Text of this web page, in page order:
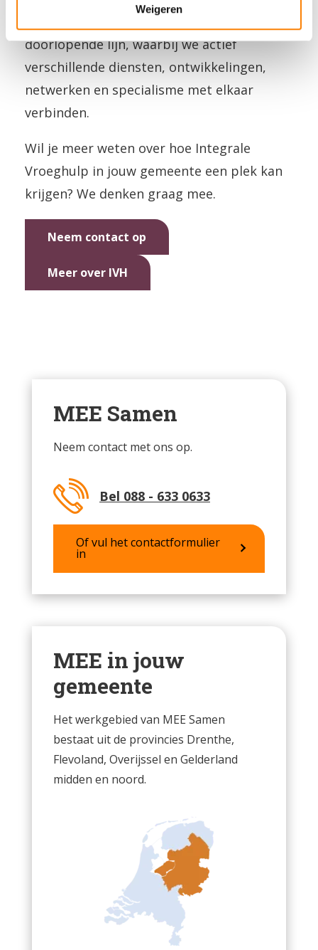
Weigeren
MEE Samen
Neem contact met ons op.
Bel 088 - 633 0633
Of vul het contactformulier
in
MEE in jouw
gemeente
Het werkgebied van MEE Samen
bestaat uit de provincies Drenthe,
Flevoland, Overijssel en Gelderland
midden en noord.
veld. Altijd vanuit de visie van een
doorlopende lijn, waarbij we actief
verschillende diensten, ontwikkelingen,
netwerken en specialisme met elkaar
verbinden.
Wil je meer weten over hoe Integrale
Vroeghulp in jouw gemeente een plek kan
krijgen? We denken graag mee.
Neem contact op
Meer over IVH